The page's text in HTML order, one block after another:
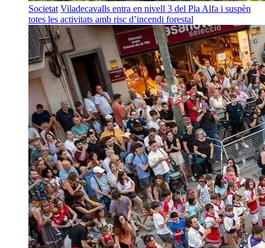
Societat Viladecavalls entra en nivell 3 del Pla Alfa i suspèn
totes les activitats amb risc d’incendi forestal